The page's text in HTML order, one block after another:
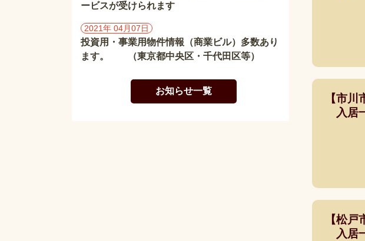
【市
入居
【松
入居
ービスが受けられます
2021年 04月07日
投資用・事業用物件情報（商業ビル）多数あり
ます。 （東京都中央区・千代田区等）
お知らせ一覧